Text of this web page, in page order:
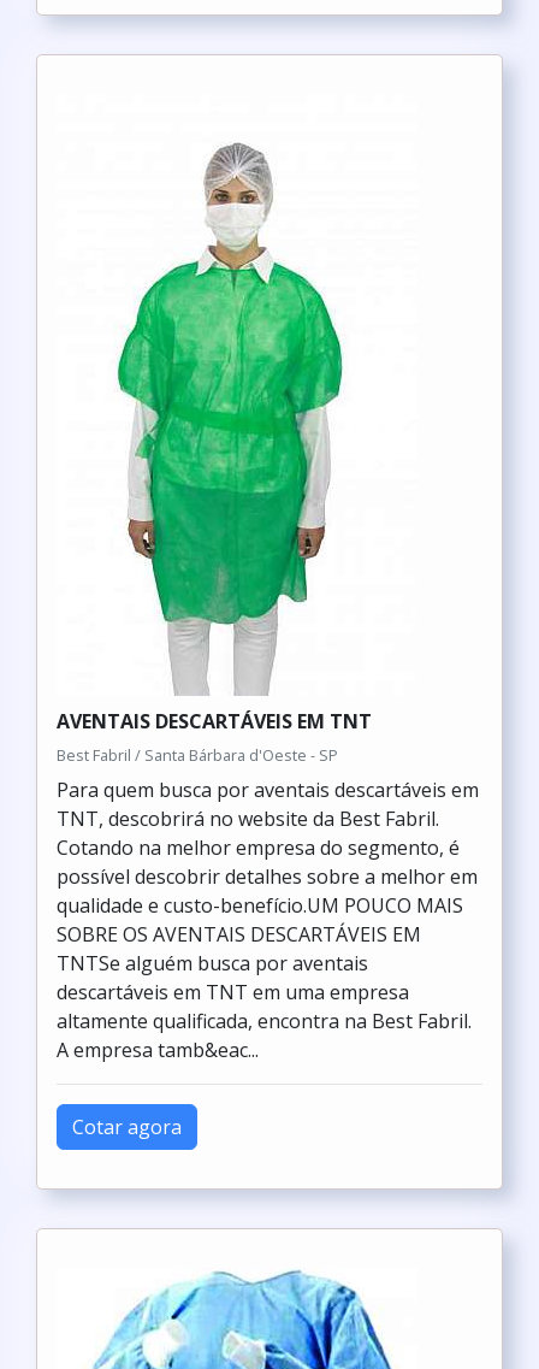
AVENTAIS DESCARTÁVEIS EM TNT
Best Fabril / Santa Bárbara d'Oeste - SP
Para quem busca por aventais descartáveis em
TNT, descobrirá no website da Best Fabril.
Cotando na melhor empresa do segmento, é
possível descobrir detalhes sobre a melhor em
qualidade e custo-benefício.UM POUCO MAIS
SOBRE OS AVENTAIS DESCARTÁVEIS EM
TNTSe alguém busca por aventais
descartáveis em TNT em uma empresa
altamente qualificada, encontra na Best Fabril.
A empresa tamb&eac...
Cotar agora